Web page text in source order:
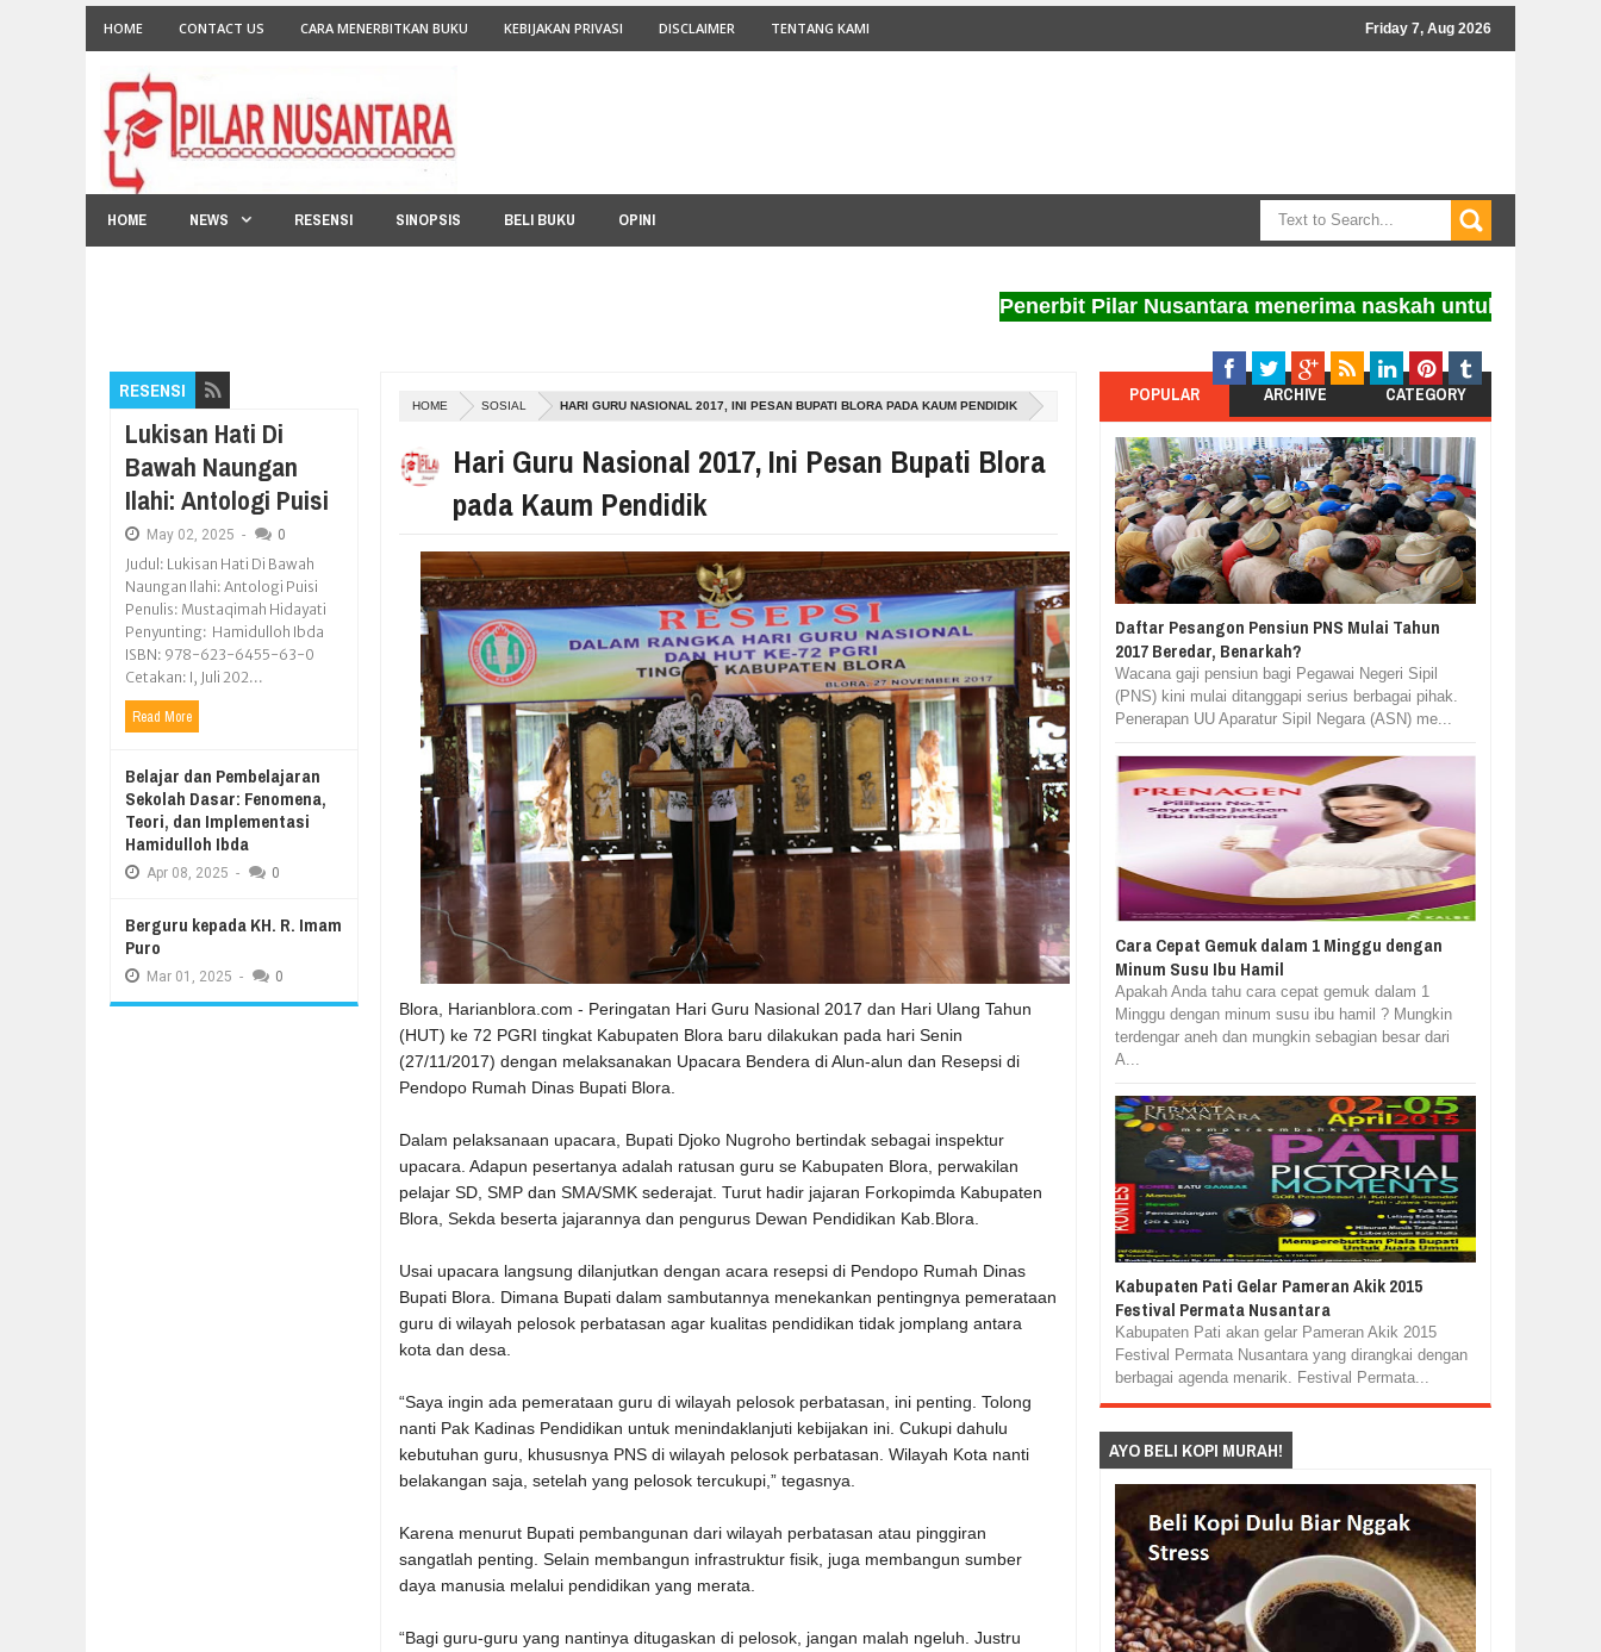
HOME CONTACT US CARA MENERBITKAN BUKU KEBIJAKAN PRIVASI DISCLAIMER TENTANG KAMI Friday 7, Aug 2026
HOME NEWS RESENSI SINOPSIS BELI BUKU OPINI
Penerbit Pilar Nusantara menerima naskah untuk diterbitkan.
HOME SOSIAL HARI GURU NASIONAL 2017, INI PESAN BUPATI BLORA PADA KAUM PENDIDIK
Hari Guru Nasional 2017, Ini Pesan Bupati Blora
pada Kaum Pendidik
Blora, Harianblora.com - Peringatan Hari Guru Nasional 2017 dan Hari Ulang Tahun
(HUT) ke 72 PGRI tingkat Kabupaten Blora baru dilakukan pada hari Senin
(27/11/2017) dengan melaksanakan Upacara Bendera di Alun-alun dan Resepsi di
Pendopo Rumah Dinas Bupati Blora.
Dalam pelaksanaan upacara, Bupati Djoko Nugroho bertindak sebagai inspektur
upacara. Adapun pesertanya adalah ratusan guru se Kabupaten Blora, perwakilan
pelajar SD, SMP dan SMA/SMK sederajat. Turut hadir jajaran Forkopimda Kabupaten
Blora, Sekda beserta jajarannya dan pengurus Dewan Pendidikan Kab.Blora.
Usai upacara langsung dilanjutkan dengan acara resepsi di Pendopo Rumah Dinas
Bupati Blora. Dimana Bupati dalam sambutannya menekankan pentingnya pemerataan
guru di wilayah pelosok perbatasan agar kualitas pendidikan tidak jomplang antara
kota dan desa.
“Saya ingin ada pemerataan guru di wilayah pelosok perbatasan, ini penting. Tolong
nanti Pak Kadinas Pendidikan untuk menindaklanjuti kebijakan ini. Cukupi dahulu
kebutuhan guru, khususnya PNS di wilayah pelosok perbatasan. Wilayah Kota nanti
belakangan saja, setelah yang pelosok tercukupi,” tegasnya.
Karena menurut Bupati pembangunan dari wilayah perbatasan atau pinggiran
sangatlah penting. Selain membangun infrastruktur fisik, juga membangun sumber
daya manusia melalui pendidikan yang merata.
“Bagi guru-guru yang nantinya ditugaskan di pelosok, jangan malah ngeluh. Justru
RESENSI
Lukisan Hati Di
Bawah Naungan
Ilahi: Antologi Puisi
May 02, 2025 - 0
Judul: Lukisan Hati Di Bawah
Naungan Ilahi: Antologi Puisi
Penulis: Mustaqimah Hidayati
Penyunting: Hamidulloh Ibda
ISBN: 978-623-6455-63-0
Cetakan: I, Juli 202...
Read More
Belajar dan Pembelajaran
Sekolah Dasar: Fenomena,
Teori, dan Implementasi
Hamidulloh Ibda
Apr 08, 2025 - 0
Berguru kepada KH. R. Imam
Puro
Mar 01, 2025 - 0
POPULAR ARCHIVE CATEGORY
Daftar Pesangon Pensiun PNS Mulai Tahun
2017 Beredar, Benarkah?
Wacana gaji pensiun bagi Pegawai Negeri Sipil
(PNS) kini mulai ditanggapi serius berbagai pihak.
Penerapan UU Aparatur Sipil Negara (ASN) me...
Cara Cepat Gemuk dalam 1 Minggu dengan
Minum Susu Ibu Hamil
Apakah Anda tahu cara cepat gemuk dalam 1
Minggu dengan minum susu ibu hamil ? Mungkin
terdengar aneh dan mungkin sebagian besar dari
A...
Kabupaten Pati Gelar Pameran Akik 2015
Festival Permata Nusantara
Kabupaten Pati akan gelar Pameran Akik 2015
Festival Permata Nusantara yang dirangkai dengan
berbagai agenda menarik. Festival Permata...
AYO BELI KOPI MURAH!